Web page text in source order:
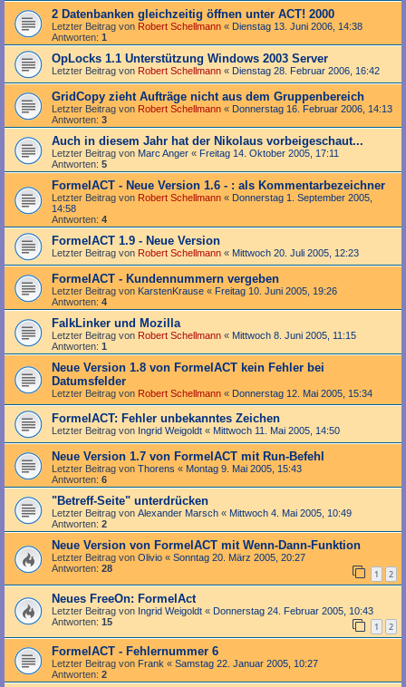
2 Datenbanken gleichzeitig öffnen unter ACT! 2000
Letzter Beitrag von Robert Schellmann « Dienstag 13. Juni 2006, 14:38
Antworten: 1
OpLocks 1.1 Unterstützung Windows 2003 Server
Letzter Beitrag von Robert Schellmann « Dienstag 28. Februar 2006, 16:42
GridCopy zieht Aufträge nicht aus dem Gruppenbereich
Letzter Beitrag von Robert Schellmann « Donnerstag 16. Februar 2006, 14:13
Antworten: 3
Auch in diesem Jahr hat der Nikolaus vorbeigeschaut...
Letzter Beitrag von Marc Anger « Freitag 14. Oktober 2005, 17:11
Antworten: 5
FormelACT - Neue Version 1.6 - : als Kommentarbezeichner
Letzter Beitrag von Robert Schellmann « Donnerstag 1. September 2005,
14:58
Antworten: 4
FormelACT 1.9 - Neue Version
Letzter Beitrag von Robert Schellmann « Mittwoch 20. Juli 2005, 12:23
FormelACT - Kundennummern vergeben
Letzter Beitrag von KarstenKrause « Freitag 10. Juni 2005, 19:26
Antworten: 4
FalkLinker und Mozilla
Letzter Beitrag von Robert Schellmann « Mittwoch 8. Juni 2005, 11:15
Antworten: 1
Neue Version 1.8 von FormelACT kein Fehler bei
Datumsfelder
Letzter Beitrag von Robert Schellmann « Donnerstag 12. Mai 2005, 15:34
FormelACT: Fehler unbekanntes Zeichen
Letzter Beitrag von Ingrid Weigoldt « Mittwoch 11. Mai 2005, 14:50
Neue Version 1.7 von FormelACT mit Run-Befehl
Letzter Beitrag von Thorens « Montag 9. Mai 2005, 15:43
Antworten: 6
"Betreff-Seite" unterdrücken
Letzter Beitrag von Alexander Marsch « Mittwoch 4. Mai 2005, 10:49
Antworten: 2
Neue Version von FormelACT mit Wenn-Dann-Funktion
Letzter Beitrag von Olivio « Sonntag 20. März 2005, 20:27
Antworten: 28 1 2
Neues FreeOn: FormelAct
Letzter Beitrag von Ingrid Weigoldt « Donnerstag 24. Februar 2005, 10:43
Antworten: 15 1 2
FormelACT - Fehlernummer 6
Letzter Beitrag von Frank « Samstag 22. Januar 2005, 10:27
Antworten: 2